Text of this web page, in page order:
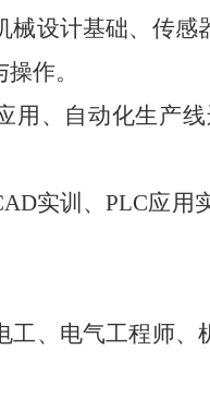
械设计基础、传
作。
用、自动化生产
实训、PLC应用
工、电气工程师